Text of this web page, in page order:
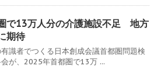
で13万人分の介護施設不足 地方
期待
識者でつくる日本創成会議首都圏問題検
が、2025年首都圏で13万 ...